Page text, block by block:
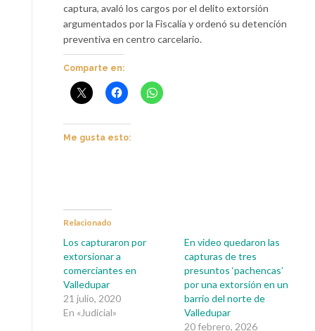
captura, avaló los cargos por el delito extorsión
argumentados por la Fiscalía y ordenó su detención
preventiva en centro carcelario.
Comparte en:
Me gusta esto:
Relacionado
Los capturaron por
extorsionar a
comerciantes en
Valledupar
21 julio, 2020
En «Judicial»
En video quedaron las
capturas de tres
presuntos ‘pachencas’
por una extorsión en un
barrio del norte de
Valledupar
20 febrero, 2026